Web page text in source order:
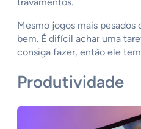
Mesmo jogos mais
bem. É difícil achar uma
consiga fazer, então ele
Produtividade